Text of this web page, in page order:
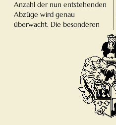
Anzahl der nun entstehenden
Abzüge wird genau
überwacht. Die besonderen